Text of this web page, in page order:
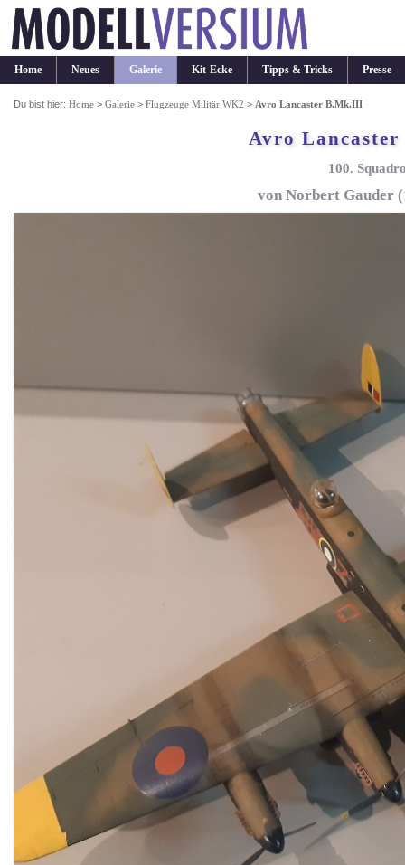
Home Neues Galerie Kit-Ecke Tipps & Tricks Presse
Du bist hier:Home >Galerie >Flugzeuge Militär WK2 > Avro Lancaster B.Mk.III
Avro
100.
von Norbert Gauder